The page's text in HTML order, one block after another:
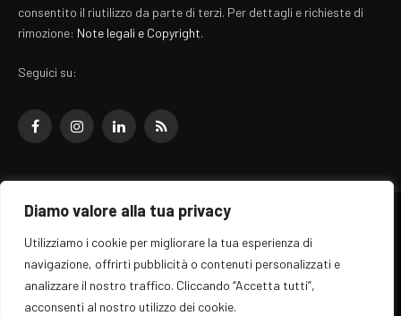
Diamo valore alla tua privacy
Utilizziamo i cookie per migliorare la tua esperienza di
navigazione, offrirti pubblicità o contenuti personalizzati e
analizzare il nostro traffico. Cliccando “Accetta tutti”,
acconsenti al nostro utilizzo dei cookie.
consentito il riutilizzo da parte di terzi. Per dettagli e richieste di
rimozione: Note legali e Copyright.
Seguici su:
FacebookInstagramLinkedInRSS
© 2026 EZ Rome Designed by ARvis.it
Il portale EZ Rome e' una testata giornalistica di carattere generalista
registrata al tribunale di Roma - Numero 389/2008
Direttore responsabile: Raffaella Roani - ISSN: 2036-783X
Edito da ARvis.it srl - via Alessandria 88 - 00198 Roma CF/PI/R.I.